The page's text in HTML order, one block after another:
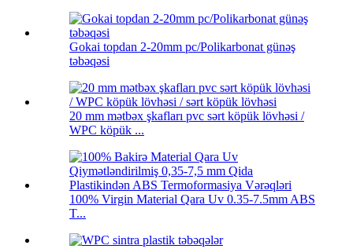
Gokai topdan 2-20mm pc/Polikarbonat günəş
təbəqəsi
20 mm mətbəx şkafları pvc sərt köpük lövhəsi /
WPC köpük ...
100% Virgin Material Qara Uv 0.35-7.5mm ABS
T...